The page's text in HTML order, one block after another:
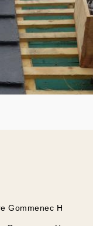
Gommenec H